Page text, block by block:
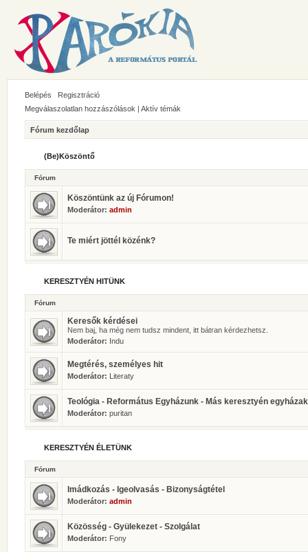
Belépés
Regisztráció
Megválaszolatlan hozzászólások | Aktív témák
Fórum kezdőlap
(Be)Köszöntő
Fórum
Köszöntünk az új Fórumon!
Moderátor: admin
Te miért jöttél közénk?
KERESZTYÉN HITÜNK
Fórum
Keresők kérdései
Nem baj, ha még nem tudsz mindent, itt bátran kérdezhetsz.
Moderátor: Indu
Megtérés, személyes hit
Moderátor: Literaty
Teológia - Református Egyházunk - Más keresztyén egyházak
Moderátor: puritan
KERESZTYÉN ÉLETÜNK
Fórum
Imádkozás - Igeolvasás - Bizonyságtétel
Moderátor: admin
Közösség - Gyülekezet - Szolgálat
Moderátor: Fony